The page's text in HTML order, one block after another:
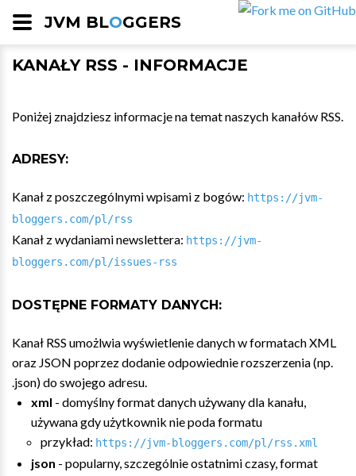
JVM BLOGGERS
KANAŁY RSS - INFORMACJE
Poniżej znajdziesz informacje na temat naszych kanałów RSS.
ADRESY:
Kanał z poszczególnymi wpisami z bogów: https://jvm-
bloggers.com/pl/rss
Kanał z wydaniami newslettera: https://jvm-
bloggers.com/pl/issues-rss
DOSTĘPNE FORMATY DANYCH:
Kanał RSS umożlwia wyświetlenie danych w formatach XML
oraz JSON poprzez dodanie odpowiednie rozszerzenia (np.
.json) do swojego adresu.
xml - domyślny format danych używany dla kanału,
używana gdy użytkownik nie poda formatu
przykład: https://jvm-bloggers.com/pl/rss.xml
json - popularny, szczególnie ostatnimi czasy, format